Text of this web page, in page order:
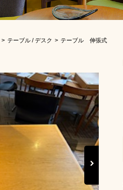
テーブル / デスク テーブル 伸張式